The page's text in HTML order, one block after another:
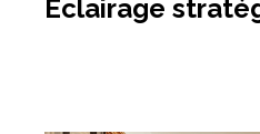
Éclairage